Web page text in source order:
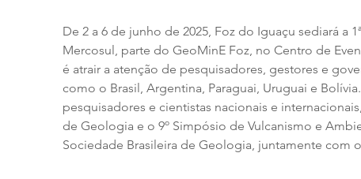
De 2 a 6 de junho de 2025, Foz do Iguaçu sediará a
Mercosul, parte do GeoMinE Foz, no Centro de
é atrair a atenção de pesquisadores, gestores e
como o Brasil, Argentina, Paraguai, Uruguai e
pesquisadores e cientistas nacionais e
de Geologia e o 9º Simpósio de Vulcanismo e
Sociedade Brasileira de Geologia, juntamente com